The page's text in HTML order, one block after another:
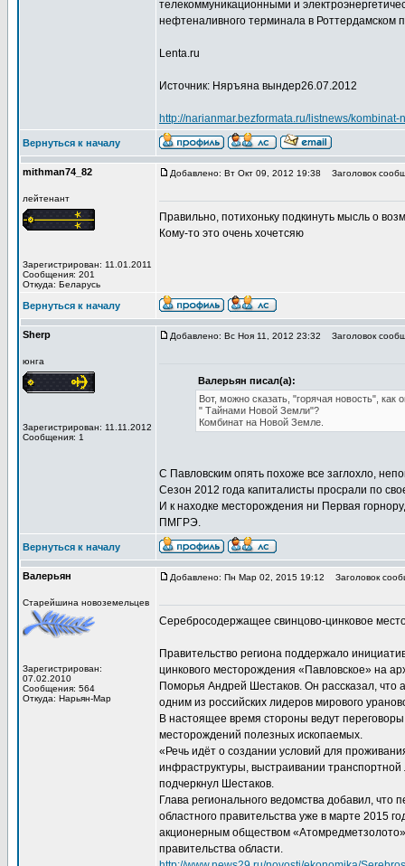
телекоммуникационными и
нефтеналивного терминала в Роттердамском
Lenta.ru
Источник: Няръяна вындер26.07.2012
http://narianmar.bezformata.ru/listnews/
Вернуться к началу
mithman74_82
лейтенант
Зарегистрирован: 11.01.2011
Сообщения: 201
Откуда: Беларусь
Добавлено: Вт Окт 09, 2012 19:38 Заголовок
Правильно, потихоньку подкинуть мысль о
Кому-то это очень хочетсяю
Вернуться к началу
Sherp
юнга
Зарегистрирован: 11.11.2012
Сообщения: 1
Добавлено: Вс Ноя 11, 2012 23:32 Заголовок
Валерьян писал(а):
Вот, можно сказать, "горячая новость", как
" Тайнами Новой Земли"?
Комбинат на Новой Земле.
C Павловским опять похоже все заглохло,
Сезон 2012 года капиталисты просрали по
И к находке месторождения ни Первая
ПМГРЭ.
Вернуться к началу
Валерьян
Старейшина новоземельцев
Зарегистрирован:
07.02.2010
Сообщения: 564
Откуда: Нарьян-Мар
Добавлено: Пн Мар 02, 2015 19:12 Заголовок
Серебросодержащее свинцово-цинковое
Правительство региона поддержало
цинкового месторождения «Павловское» на
Поморья Андрей Шестаков. Он рассказал, что
одним из российских лидеров мирового
В настоящее время стороны ведут
месторождений полезных ископаемых.
«Речь идёт о создании условий для
инфраструктуры, выстраивании
подчеркнул Шестаков.
Глава регионального ведомства добавил,
областного правительства уже в марте 2015
акционерным обществом
правительства области.